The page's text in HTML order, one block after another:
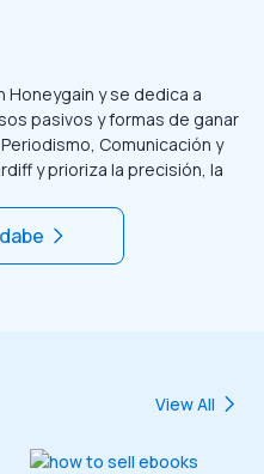
y se dedica a
pasivos y formas de ganar
Comunicación y
y prioriza la precisión, la
View All